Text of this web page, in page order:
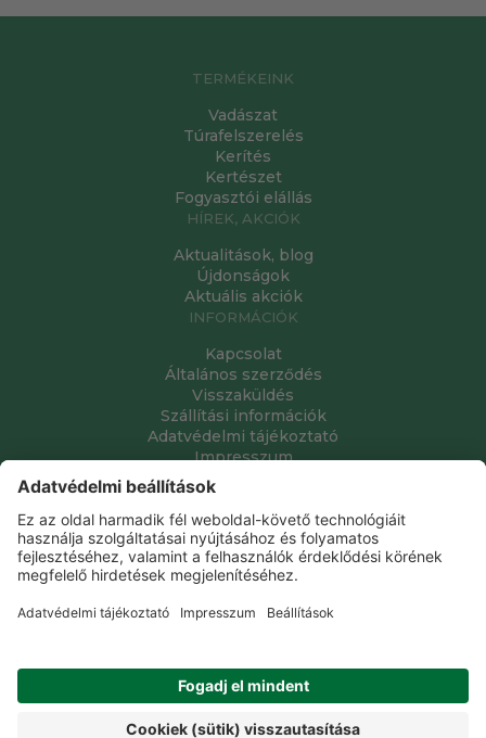
TERMÉKEINK
Vadászat
Túrafelszerelés
Kerítés
Kertészet
Fogyasztói elállás
HÍREK, AKCIÓK
Aktualitások, blog
Újdonságok
Aktuális akciók
INFORMÁCIÓK
Kapcsolat
Általános szerződés
Visszaküldés
Szállítási információk
Adatvédelmi tájékoztató
Impresszum
Adatkezeléssel kapcsolatos kérelem
Grube Kft. © 2009 - 2026. Minden jog fenntartva. All rights